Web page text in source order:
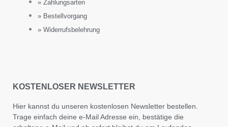
» Zahlungsarten
» Bestellvorgang
» Widerrufsbelehrung
KOSTENLOSER NEWSLETTER
Hier kannst du unseren kostenlosen Newsletter bestellen.
Trage einfach deine e-Mail Adresse ein, bestätige die